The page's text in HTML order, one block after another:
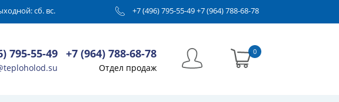
сб. вс. +7 (496) 795-55-49+7 (964) 788-68-78
795-55-49 +7 (964) 788-68-78
Отдел продаж
0